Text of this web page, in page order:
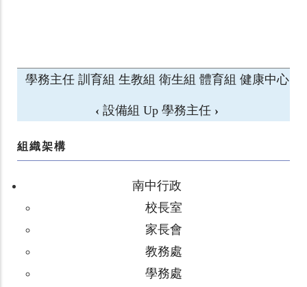
學務主任 訓育組 生教組 衛生組 體育組 健康中心
‹ 設備組 Up 學務主任 ›
組織架構
南中行政
校長室
家長會
教務處
學務處